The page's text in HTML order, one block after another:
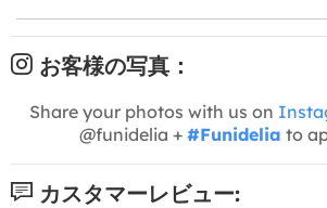
お客様の写真：
Share your photos with us on
@funidelia + #Funidelia to
カスタマーレビュー: